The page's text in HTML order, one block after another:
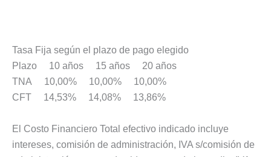
Tasa Fija según el plazo de pago elegido
Plazo 10 años 15 años 20 años
TNA 10,00% 10,00% 10,00%
CFT 14,53% 14,08% 13,86%
El Costo Financiero Total efectivo indicado incluye
intereses, comisión de administración, IVA s/comisión de